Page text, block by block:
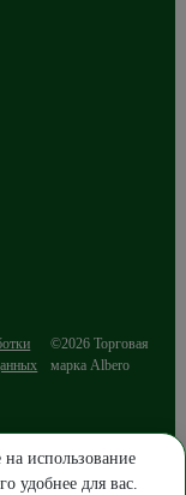
©2026 Торговая
марка Albero
на использование
удобнее для вас.